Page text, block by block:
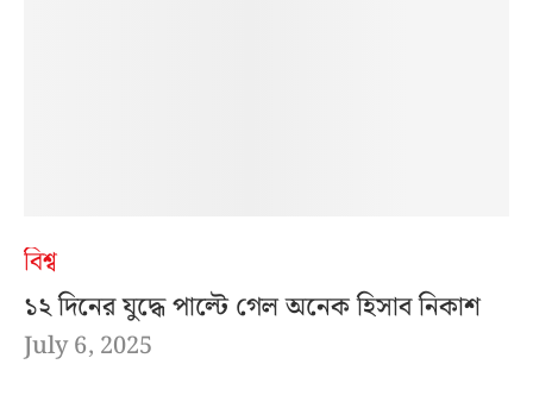
বিশ্ব
১২ দিনের যুদ্ধে পাল্টে গেল অনেক হিসাব নিকাশ
July 6, 2025